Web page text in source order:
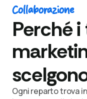
Collaborazione
Perché
Ogni reparto trova